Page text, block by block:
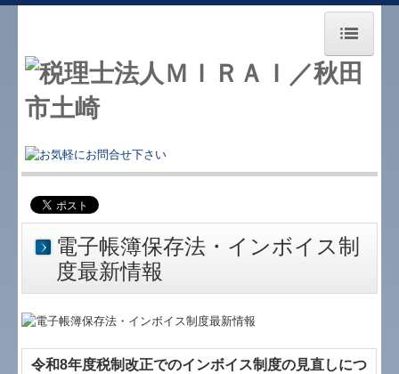
ホーム
お問合せ
お知らせ
事務所紹介
交通案内
経営理念
事務所の特徴
業務案内
電子帳簿保存法・インボイス制
度最新情報
令和8年度税制改正でのインボイス制度の見直しにつ